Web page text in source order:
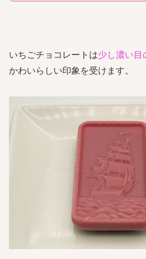
いちごチョコレートは少し濃い目
かわいらしい印象を受けます。